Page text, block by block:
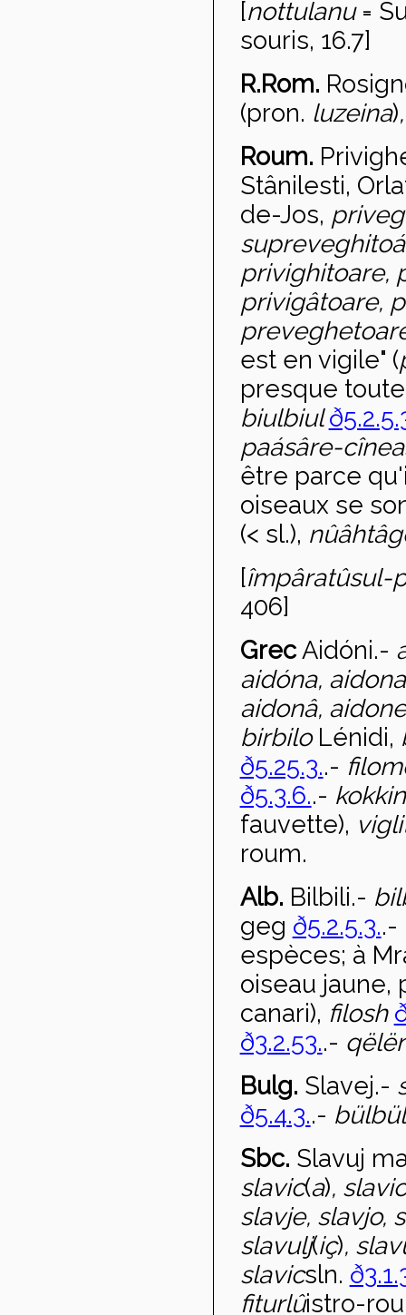
[nottulanu=
souris, 16.7]
R.Rom.
(pron. luzeina),
Roum.
Stânilesti,
de-Jos,
supreveghito
privighitoare,
privigâtoare,
est en vigile" (
presque
biulbiul
paásâre-
être parce
oiseaux se
(< sl.), n
[împâratûsul-
406]
Grec Aidóni.-
aidóna,
aidonâ,
birbilo Lénidi,
ð5.25.3..-
ð5.3.6..- kokkin
fauvette),
roum.
Alb. Bilbili.-
geg ð5.2.5.3..-
espèces; à
oiseau jaune,
canari), filosh
ð3.2.53..-
Bulg. Slavej.-
ð5.4.3..-
Sbc. Slavuj
slavic(a), slavi
slavje, slavjo,
slavulj(iç),
slavicsln.
fiturlûistro-